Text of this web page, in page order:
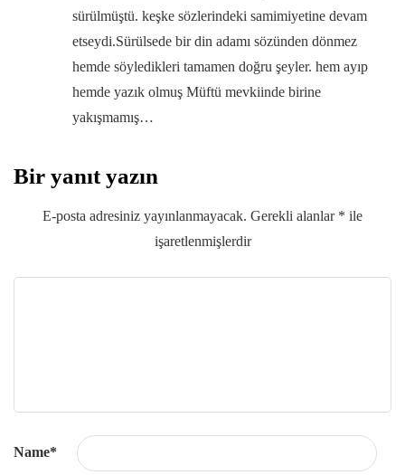
sürülmüştü. keşke sözlerindeki samimiyetine devam
etseydi.Sürülsede bir din adamı sözünden dönmez
hemde söyledikleri tamamen doğru şeyler. hem ayıp
hemde yazık olmuş Müftü mevkiinde birine
yakışmamış…
Bir yanıt yazın
E-posta adresiniz yayınlanmayacak. Gerekli alanlar * ile
işaretlenmişlerdir
Name*